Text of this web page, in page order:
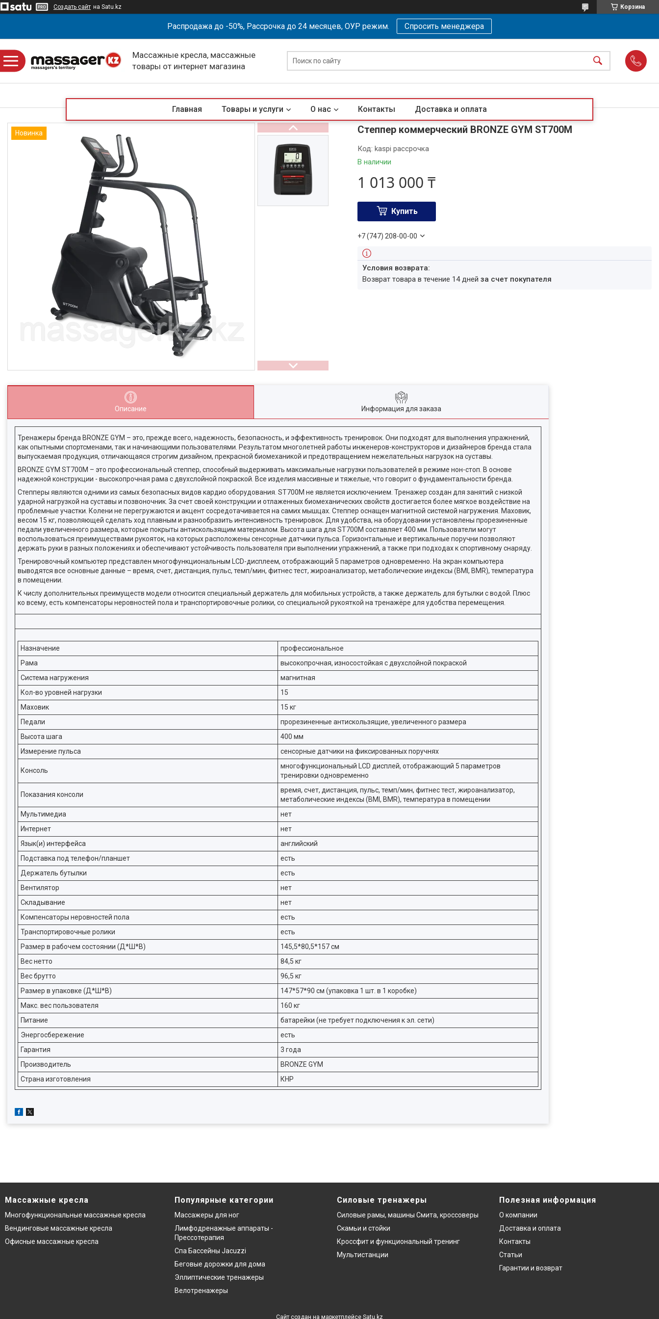
Создать сайт на Satu.kz Корзина
Распродажа до -50%, Рассрочка до 24 месяцев, ОУР режим. Спросить менеджера
Массажные кресла, массажные
товары от интернет магазина
Главная Товары и услуги О нас Контакты Доставка и оплата
Новинка Степпер коммерческий BRONZE GYM ST700M
В наличии
Код:kaspi рассрочка
1 013 000 ₸
Купить
+7 (747) 208-00-00
возврат товара в течение 14 днейза счет покупателя
Описание Информация для заказа
Тренажеры бренда BRONZE GYM – это, прежде всего, надежность, безопасность, и эффективность тренировок. Они подходят для выполнения упражнений,
как опытными спортсменами, так и начинающими пользователями. Результатом многолетней работы инженеров-конструкторов и дизайнеров бренда стала
выпускаемая продукция, отличающаяся строгим дизайном, прекрасной биомеханикой и предотвращением нежелательных нагрузок на суставы.
BRONZE GYM ST700M – это профессиональный степпер, способный выдерживать максимальные нагрузки пользователей в режиме нон-стоп. В основе
надежной конструкции - высокопрочная рама с двухслойной покраской. Все изделия массивные и тяжелые, что говорит о фундаментальности бренда.
Степперы являются одними из самых безопасных видов кардио оборудования. ST700M не является исключением. Тренажер создан для занятий с низкой
ударной нагрузкой на суставы и позвоночник. За счет своей конструкции и отлаженных биомеханических свойств достигается более мягкое воздействие на
проблемные участки. Колени не перегружаются и акцент сосредотачивается на самих мышцах. Степпер оснащен магнитной системой нагружения. Маховик,
весом 15 кг, позволяющей сделать ход плавным и разнообразить интенсивность тренировок. Для удобства, на оборудовании установлены прорезиненные
педали увеличенного размера, которые покрыты антискользящим материалом. Высота шага для ST700M составляет 400 мм. Пользователи могут
воспользоваться преимуществами рукояток, на которых расположены сенсорные датчики пульса. Горизонтальные и вертикальные поручни позволяют
держать руки в разных положениях и обеспечивают устойчивость пользователя при выполнении упражнений, а также при подходах к спортивному снаряду.
Тренировочный компьютер представлен многофункциональным LCD-дисплеем, отображающий 5 параметров одновременно. На экран компьютера
выводятся все основные данные – время, счет, дистанция, пульс, темп/мин, фитнес тест, жироанализатор, метаболические индексы (BMI, BMR), температура
в помещении.
К числу дополнительных преимуществ модели относится специальный держатель для мобильных устройств, а также держатель для бутылки с водой. Плюс
ко всему, есть компенсаторы неровностей пола и транспортировочные ролики, со специальной рукояткой на тренажёре для удобства перемещения.
Назначение
профессиональное
Рама
высокопрочная, износостойкая с двухслойной покраской
Система нагружения
магнитная
Кол-во уровней нагрузки
15
Маховик
15 кг
Педали
прорезиненные антискользящие, увеличенного размера
Высота шага
400 мм
Измерение пульса
сенсорные датчики на фиксированных поручнях
Консоль
многофункциональный LСD дисплей, отображающий 5 параметров
тренировки одновременно
Показания консоли
время, счет, дистанция, пульс, темп/мин, фитнес тест, жироанализатор,
метаболические индексы (BMI, BMR), температура в помещении
Мультимедиа
нет
Интернет
нет
Язык(и) интерфейса
английский
Подставка под телефон/планшет
есть
Держатель бутылки
есть
Вентилятор
нет
Складывание
нет
Компенсаторы неровностей пола
есть
Транспортировочные ролики
есть
Размер в рабочем состоянии (Д*Ш*В)
145,5*80,5*157 см
Вес нетто
84,5 кг
Вес брутто
96,5 кг
Размер в упаковке (Д*Ш*В)
147*57*90 см (упаковка 1 шт. в 1 коробке)
Макс. вес пользователя
160 кг
Питание
батарейки (не требует подключения к эл. сети)
Энергосбережение
есть
Гарантия
3 года
Производитель
BRONZE GYM
Страна изготовления
КНР
Массажные кресла
Многофункциональные массажные кресла
Вендинговые массажные кресла
Офисные массажные кресла
Популярные категории
Массажеры для ног
Лимфодренажные аппараты -
Прессотерапия
Спа Бассейны Jacuzzi
Беговые дорожки для дома
Эллиптические тренажеры
Велотренажеры
Силовые тренажеры
Силовые рамы, машины Смита, кроссоверы
Скамьи и стойки
Кроссфит и функциональный тренинг
Мультистанции
Полезная информация
О компании
Доставка и оплата
Контакты
Статьи
Гарантии и возврат
Сайт создан на маркетплейсе Satu.kz